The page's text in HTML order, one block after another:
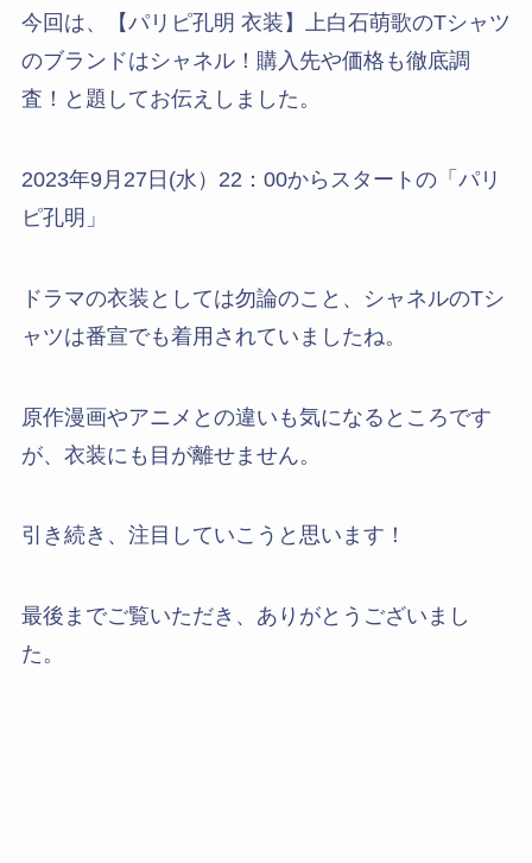
今回は、【パリピ孔明 衣装】上白石萌歌のTシャツ
のブランドはシャネル！購入先や価格も徹底調
査！と題してお伝えしました。
2023年9月27日(水）22：00からスタートの「パリ
ピ孔明」
ドラマの衣装としては勿論のこと、シャネルのTシ
ャツは番宣でも着用されていましたね。
原作漫画やアニメとの違いも気になるところです
が、衣装にも目が離せません。
引き続き、注目していこうと思います！
最後までご覧いただき、ありがとうございまし
た。